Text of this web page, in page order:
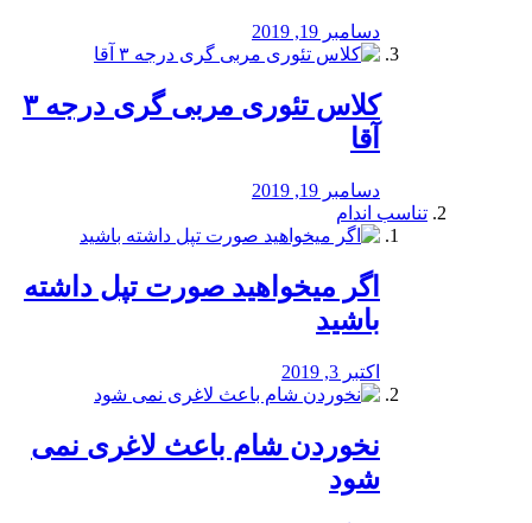
دسامبر 19, 2019
کلاس تئوری مربی گری درجه ۳
آقا
دسامبر 19, 2019
تناسب اندام
اگر میخواهید صورت تپل داشته
باشید
اکتبر 3, 2019
نخوردن شام باعث لاغری نمی
‌شود